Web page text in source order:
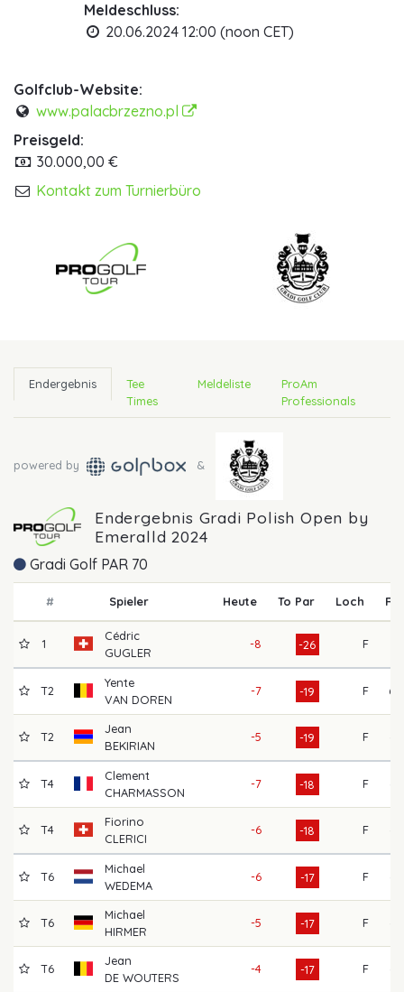
Meldeschluss:
20.06.2024 12:00 (noon CET)
Golfclub-Website:
www.palacbrzezno.pl
Preisgeld:
30.000,00 €
Kontakt zum Turnierbüro
Endergebnis
Tee
Times
Meldeliste
ProAm
Professionals
powered by &
Endergebnis Gradi Polish Open by
Emeralld 2024
Gradi Golf PAR 70
# Spieler Heute To Par Loch R1
1
Cédric
GUGLER
-8 -26 F
T2
Yente
VAN DOREN
-7 -19 F 68
T2
Jean
BEKIRIAN
-5 -19 F
T4
Clement
CHARMASSON
-7 -18 F
T4
Fiorino
CLERICI
-6 -18 F
T6
Michael
WEDEMA
-6 -17 F
T6
Michael
HIRMER
-5 -17 F
T6
Jean
DE WOUTERS
-4 -17 F